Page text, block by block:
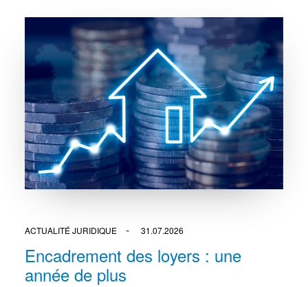
ACTUALITÉ JURIDIQUE 31.07.2026
Encadrement des loyers : une
année de plus